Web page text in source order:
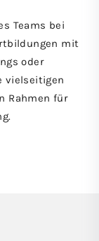
Teams bei
mit
oder
vielseitigen
Rahmen für